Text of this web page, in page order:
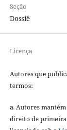
Seção
Dossiê
Licença
Autores que
termos:
a. Autores
direito de primeira